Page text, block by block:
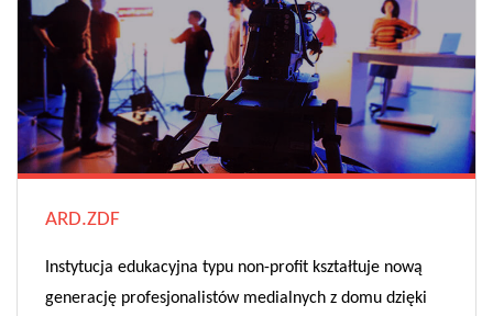
ARD.ZDF
Instytucja edukacyjna typu non-profit kształtuje nową
generację profesjonalistów medialnych z domu dzięki